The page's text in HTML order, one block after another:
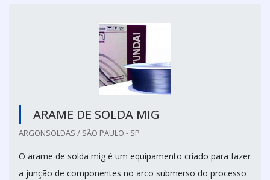
ARAME DE SOLDA MIG
ARGONSOLDAS / SÃO PAULO - SP
O arame de solda mig é um equipamento criado para fazer
a junção de componentes no arco submerso do processo